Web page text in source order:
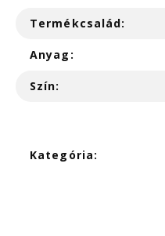
Termékcsalád:
Anyag:
Szín:
Kategória: